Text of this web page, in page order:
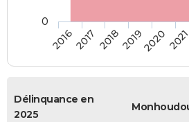
20162017 201820192020
0
Délinquance en
2025